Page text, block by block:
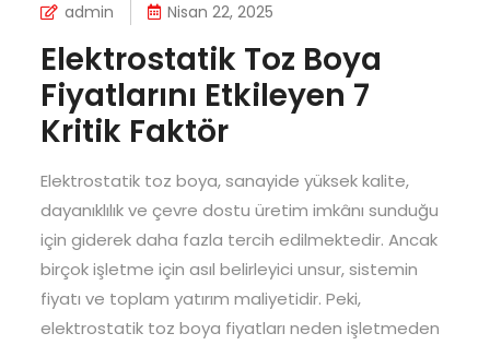
admin Nisan 22, 2025
Elektrostatik Toz Boya
Fiyatlarını Etkileyen 7
Kritik Faktör
Elektrostatik toz boya, sanayide yüksek kalite,
dayanıklılık ve çevre dostu üretim imkânı sunduğu
için giderek daha fazla tercih edilmektedir. Ancak
birçok işletme için asıl belirleyici unsur, sistemin
fiyatı ve toplam yatırım maliyetidir. Peki,
elektrostatik toz boya fiyatları neden işletmeden